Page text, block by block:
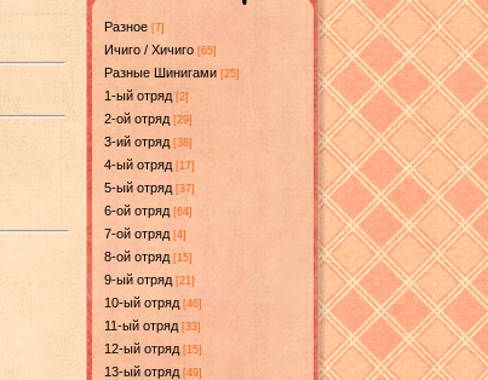
Разное [7]
Ичиго / Хичиго [65]
Разные Шинигами [25]
1-ый отряд [2]
2-ой отряд [29]
3-ий отряд [38]
4-ый отряд [17]
5-ый отряд [37]
6-ой отряд [64]
7-ой отряд [4]
8-ой отряд [15]
9-ый отряд [21]
10-ый отряд [46]
11-ый отряд [33]
12-ый отряд [15]
13-ый отряд [49]